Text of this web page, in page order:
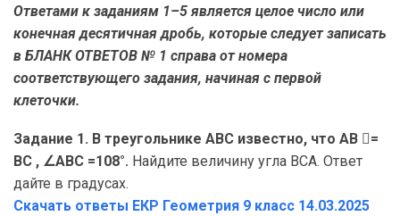
Ответами к заданиям 1–5 является целое число или
конечная десятичная дробь, которые следует записать
в БЛАНК ОТВЕТОВ № 1 справа от номера
соответствующего задания, начиная с первой
клеточки.
Задание 1. В треугольнике ABC известно, что AB =
BC , ∠ABC =108°. Найдите величину угла BCA. Ответ
дайте в градусах.
Скачать ответы ЕКР Геометрия 9 класс 14.03.2025